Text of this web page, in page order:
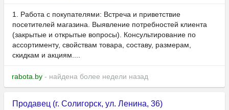
1. Работа с покупателями: Встреча и приветствие
посетителей магазина. Выявление потребностей клиента
(закрытые и открытые вопросы). Консультирование по
ассортименту, свойствам товара, составу, размерам,
скидкам и акциям....
rabota.by - найдена более недели назад
Продавец (г. Солигорск, ул. Ленина, 36)